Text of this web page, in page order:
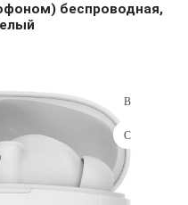
беспроводная,